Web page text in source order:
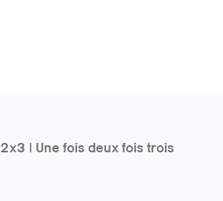
| Une fois deux fois trois